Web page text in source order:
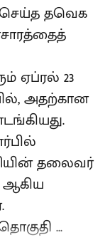
செய்த தவெக
ஏப்ரல் 23
அதற்கான
தலைவர்
ஆகிய
...